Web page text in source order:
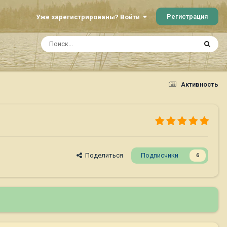
Уже зарегистрированы? Войти Регистрация
Активность
Поделиться Подписчики 6